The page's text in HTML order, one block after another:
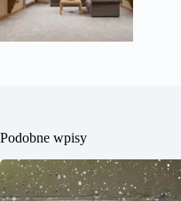
Podobne wpisy